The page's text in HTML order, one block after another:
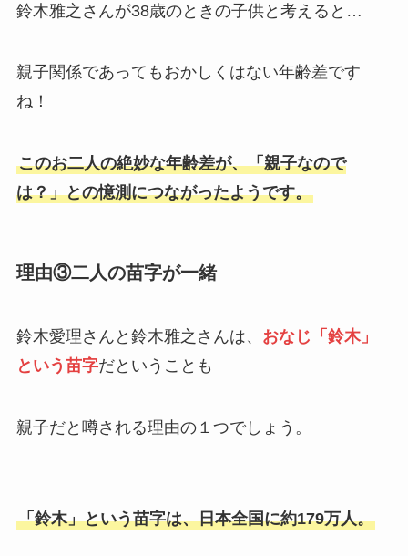
鈴木雅之さんが38歳のときの子供と考えると…
親子関係であってもおかしくはない年齢差です
ね！
このお二人の絶妙な年齢差が、「親子なので
は？」との憶測につながったようです。
理由③二人の苗字が一緒
鈴木愛理さんと鈴木雅之さんは、 おなじ「鈴木」
という苗字だということも
親子だと噂される理由の１つでしょう。
「鈴木」という苗字は、日本全国に約179万人。